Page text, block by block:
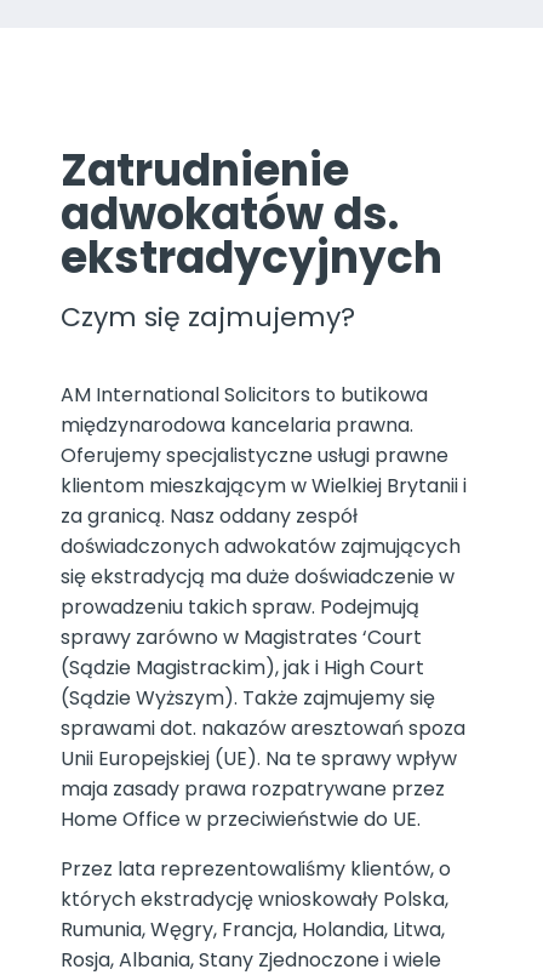
Zatrudnienie
adwokatów ds.
ekstradycyjnych
Czym się zajmujemy?
AM International Solicitors to butikowa
międzynarodowa kancelaria prawna.
Oferujemy specjalistyczne usługi prawne
klientom mieszkającym w Wielkiej Brytanii i
za granicą. Nasz oddany zespół
doświadczonych adwokatów zajmujących
się ekstradycją ma duże doświadczenie w
prowadzeniu takich spraw. Podejmują
sprawy zarówno w Magistrates ‘Court
(Sądzie Magistrackim), jak i High Court
(Sądzie Wyższym). Także zajmujemy się
sprawami dot. nakazów aresztowań spoza
Unii Europejskiej (UE). Na te sprawy wpływ
maja zasady prawa rozpatrywane przez
Home Office w przeciwieństwie do UE.
Przez lata reprezentowaliśmy klientów, o
których ekstradycję wnioskowały Polska,
Rumunia, Węgry, Francja, Holandia, Litwa,
Rosja, Albania, Stany Zjednoczone i wiele